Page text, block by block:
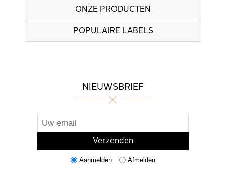
ONZE PRODUCTEN
POPULAIRE LABELS
NIEUWSBRIEF
Aanmelden Afmelden